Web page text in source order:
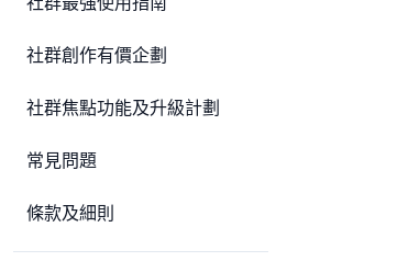
社群創作有價企劃
社群焦點功能及升級計劃
常見問題
條款及細則